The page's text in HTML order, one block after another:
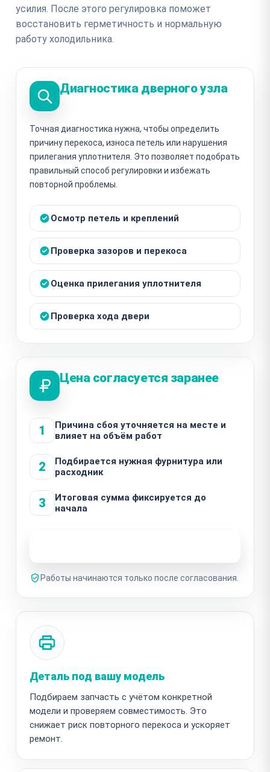
усилия. После этого регулировка поможет
восстановить герметичность и нормальную
работу холодильника.
Диагностика дверного узла
Точная диагностика нужна, чтобы определить
причину перекоса, износа петель или нарушения
прилегания уплотнителя. Это позволяет подобрать
правильный способ регулировки и избежать
повторной проблемы.
Осмотр петель и креплений
Проверка зазоров и перекоса
Оценка прилегания уплотнителя
Проверка хода двери
Цена согласуется заранее
1
Причина сбоя уточняется на месте и
влияет на объём работ
2
Подбирается нужная фурнитура или
расходник
3
Итоговая сумма фиксируется до
начала
Работы начинаются только после согласования.
Деталь под вашу модель
Подбираем запчасть с учётом конкретной
модели и проверяем совместимость. Это
снижает риск повторного перекоса и ускоряет
ремонт.